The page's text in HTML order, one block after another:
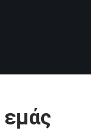
εμάς